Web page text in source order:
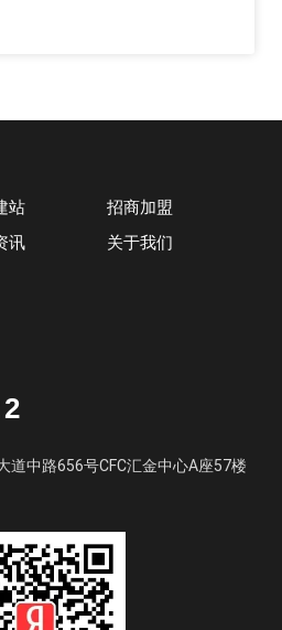
站
讯
招商加盟
关于我们
道中路656号CFC汇金中心A座57楼